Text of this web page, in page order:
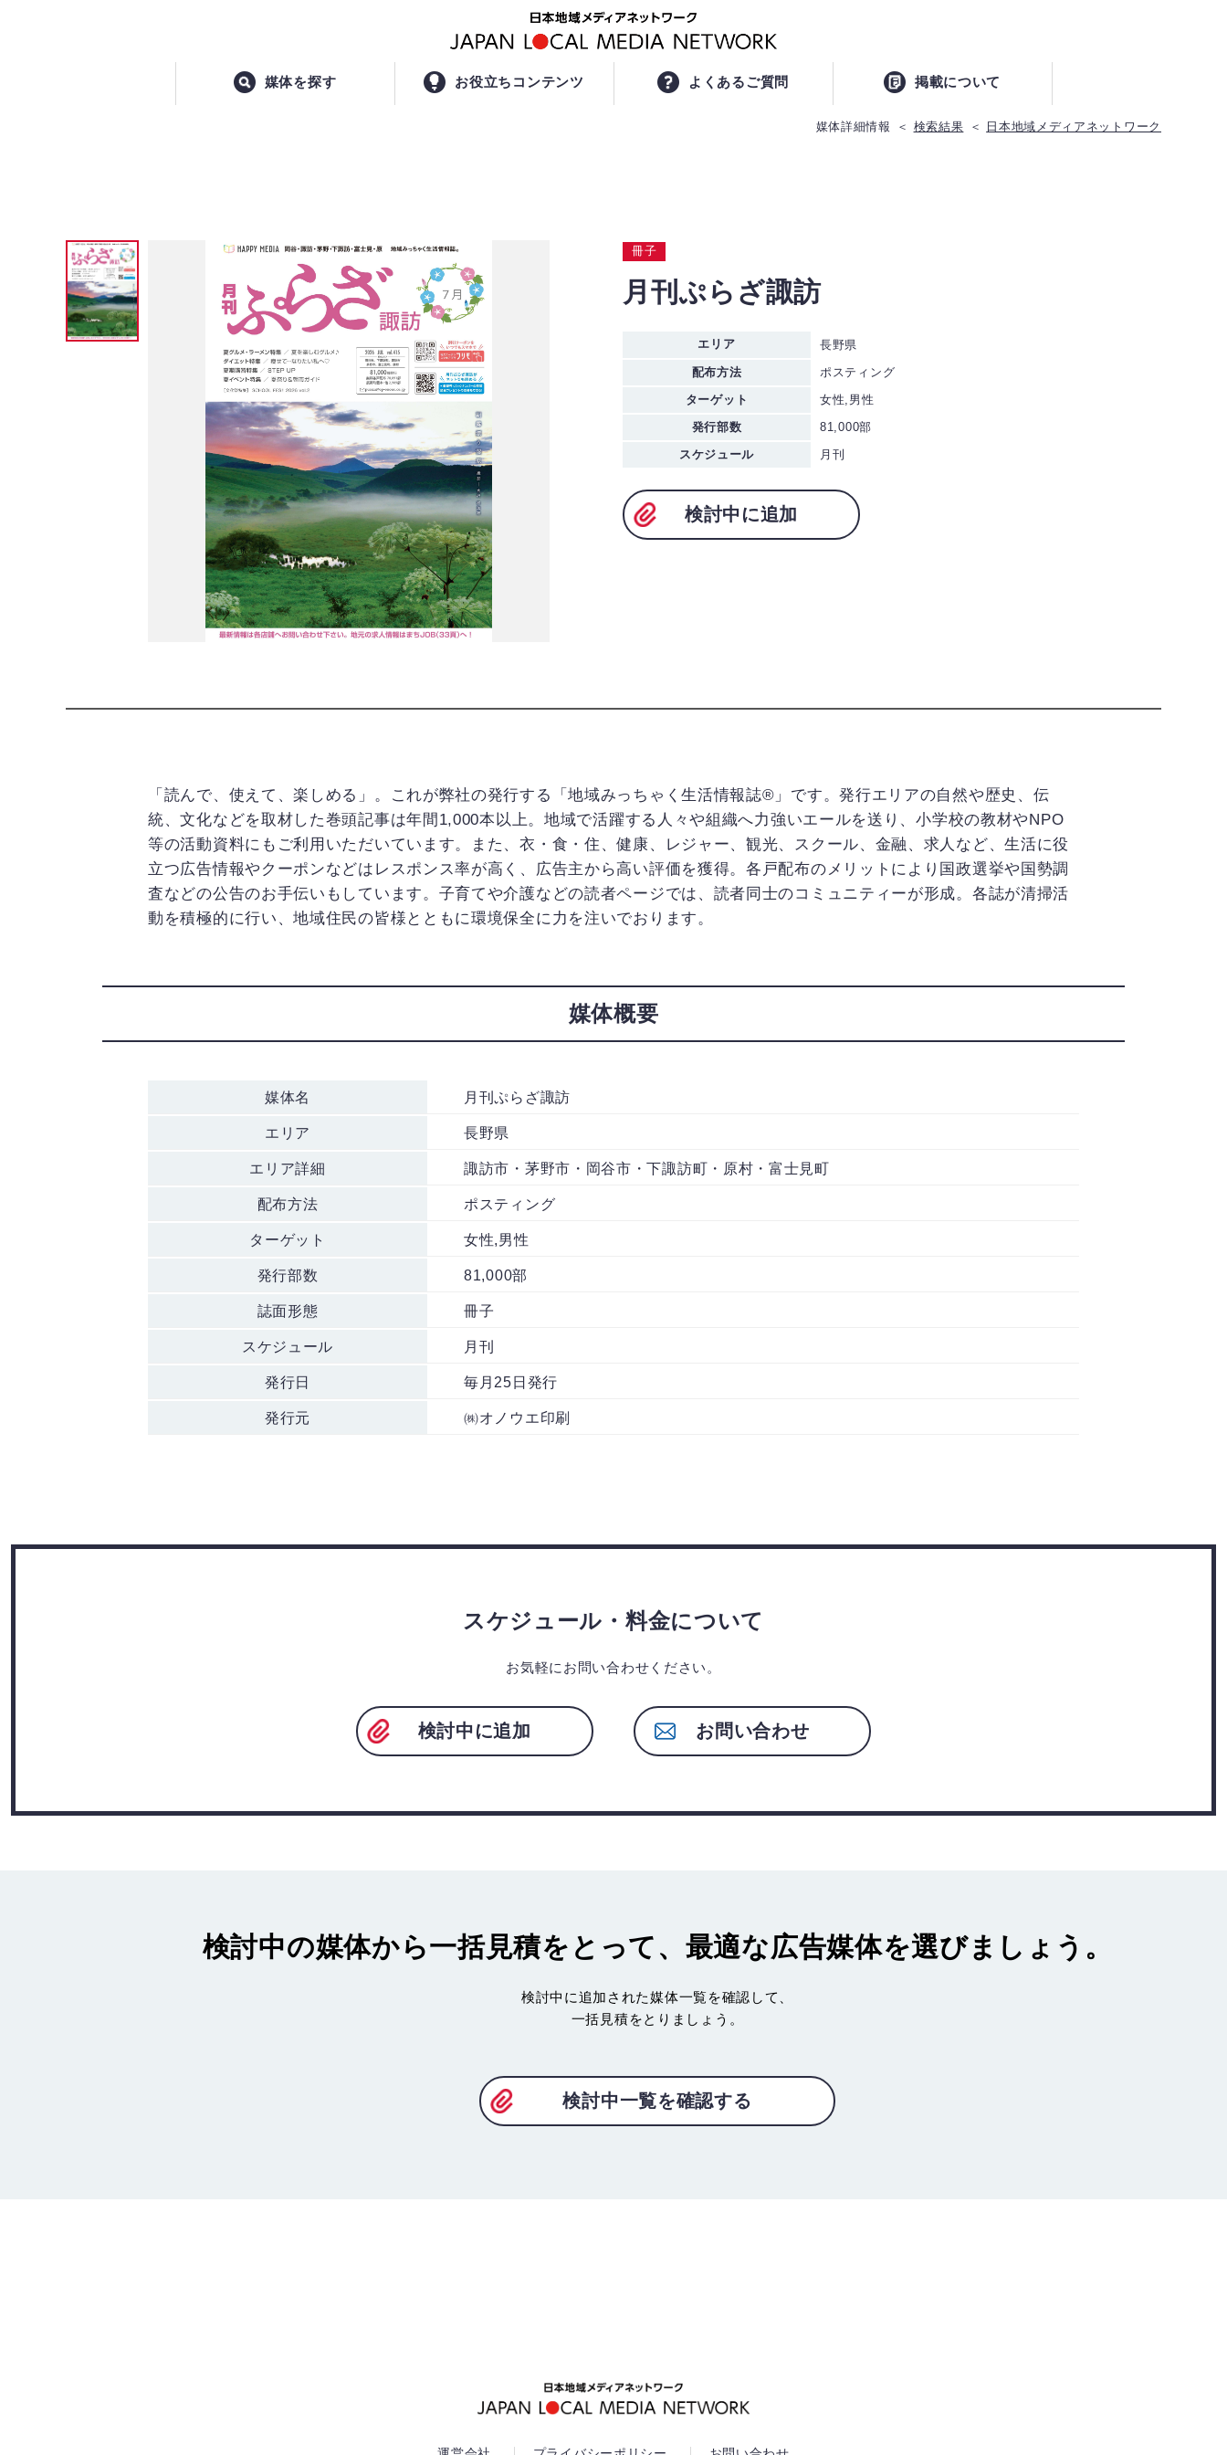
媒体を探す お役立ちコンテンツ よくあるご質問 掲載について
日本地域メディアネットワーク
検索結果
媒体詳細情報
冊子
月刊ぷらざ諏訪
エリア 長野県
配布方法 ポスティング
ターゲット 女性,男性
発行部数 81,000部
スケジュール 月刊
検討中に追加
「読んで、使えて、楽しめる」。これが弊社の発行する「地域みっちゃく生活情報誌®」です。発行エリアの自然や歴史、伝
統、文化などを取材した巻頭記事は年間1,000本以上。地域で活躍する人々や組織へ力強いエールを送り、小学校の教材やNPO
等の活動資料にもご利用いただいています。また、衣・食・住、健康、レジャー、観光、スクール、金融、求人など、生活に役
立つ広告情報やクーポンなどはレスポンス率が高く、広告主から高い評価を獲得。各戸配布のメリットにより国政選挙や国勢調
査などの公告のお手伝いもしています。子育てや介護などの読者ページでは、読者同士のコミュニティーが形成。各誌が清掃活
動を積極的に行い、地域住民の皆様とともに環境保全に力を注いでおります。
媒体概要
媒体名 月刊ぷらざ諏訪
エリア 長野県
エリア詳細 諏訪市・茅野市・岡谷市・下諏訪町・原村・富士見町
配布方法 ポスティング
ターゲット 女性,男性
発行部数 81,000部
誌面形態 冊子
スケジュール 月刊
発行日 毎月25日発行
発行元 ㈱オノウエ印刷
スケジュール・料金について
お気軽にお問い合わせください。
検討中に追加 お問い合わせ
検討中の媒体から一括見積をとって、最適な広告媒体を選びましょう。
検討中に追加された媒体一覧を確認して、
一括見積をとりましょう。
検討中一覧を確認する